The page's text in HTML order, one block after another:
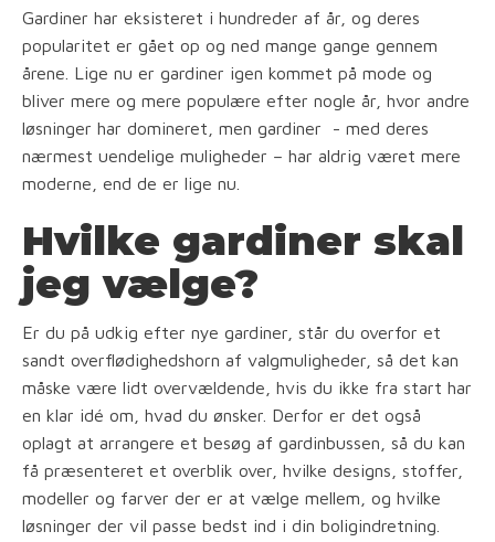
Gardiner har eksisteret i hundreder af år, og deres
popularitet er gået op og ned mange gange gennem
årene. Lige nu er gardiner igen kommet på mode og
bliver mere og mere populære efter nogle år, hvor andre
løsninger har domineret, men gardiner - med deres
nærmest uendelige muligheder – har aldrig været mere
moderne, end de er lige nu.
Hvilke gardiner skal
jeg vælge?
Er du på udkig efter nye gardiner, står du overfor et
sandt overflødighedshorn af valgmuligheder, så det kan
måske være lidt overvældende, hvis du ikke fra start har
en klar idé om, hvad du ønsker. Derfor er det også
oplagt at arrangere et besøg af gardinbussen, så du kan
få præsenteret et overblik over, hvilke designs, stoffer,
modeller og farver der er at vælge mellem, og hvilke
løsninger der vil passe bedst ind i din boligindretning.